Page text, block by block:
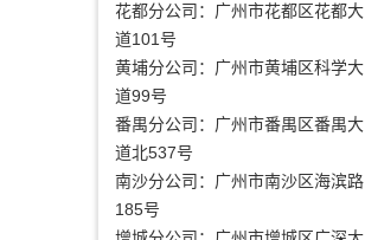
花都分公司：广州市花都区花都大
道101号
黄埔分公司：广州市黄埔区科学大
道99号
番禺分公司：广州市番禺区番禺大
道北537号
南沙分公司：广州市南沙区海滨路
185号